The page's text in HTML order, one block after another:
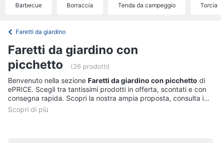
Tv
e
Home
Cinema
shirt
Tuta
Scarpe
nike
Vedi
tutti
Barbecue Borraccia Tenda da campeggio Torcia
Faretti da giardino
Faretti da giardino con
picchetto
(26 prodotti)
Benvenuto nella sezione Faretti da giardino con picchetto di
ePRICE. Scegli tra tantissimi prodotti in offerta, scontati e con
consegna rapida. Scopri la nostra ampia proposta, consulta i
prezzi e acquista comodamente online.